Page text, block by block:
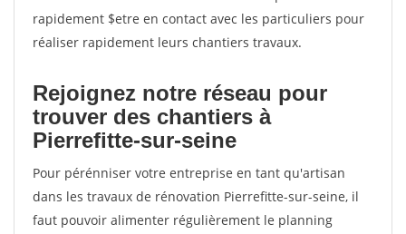
rapidement $etre en contact avec les particuliers pour
réaliser rapidement leurs chantiers travaux.
Rejoignez notre réseau pour
trouver des chantiers à
Pierrefitte-sur-seine
Pour pérénniser votre entreprise en tant qu'artisan
dans les travaux de rénovation Pierrefitte-sur-seine, il
faut pouvoir alimenter régulièrement le planning